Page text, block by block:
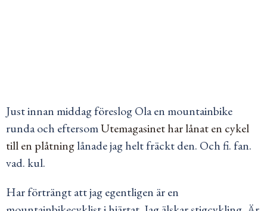
Just innan middag föreslog Ola en mountainbike
runda och eftersomUtemagasinet har lånat en cykel
till en plåtninglånade jag helt fräckt den. Och fi. fan.
vad. kul.
Har förträngt att jag egentligen är en